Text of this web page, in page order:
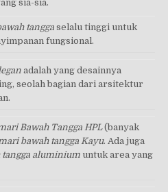
sia-sia.
tangga selalu tinggi untuk
fungsional.
adalah yang desainnya
seolah bagian dari arsitektur
Bawah Tangga HPL(banyak
bawah tangga Kayu. Ada juga
tangga aluminium untuk area yang